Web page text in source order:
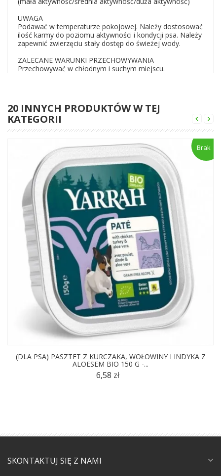
UWAGA
Podawać w temperaturze pokojowej. Należy dostosować
ilość karmy do poziomu aktywności i kondycji psa. Należy
zapewnić zwierzęciu stały dostęp do świeżej wody.
ZALECANE WARUNKI PRZECHOWYWANIA
Przechowywać w chłodnym i suchym miejscu.
20 INNYCH PRODUKTÓW W TEJ
KATEGORII
Brak
(DLA PSA) PASZTET Z KURCZAKA, WOŁOWINY I INDYKA Z
ALOESEM BIO 150 G -...
6,58 zł
SKONTAKTUJ SIĘ Z NAMI expand_more